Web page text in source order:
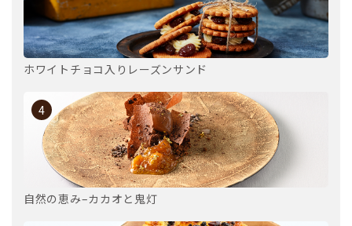
ホワイトチョコ入りレーズンサンド
4
自然の恵み–カカオと鬼灯